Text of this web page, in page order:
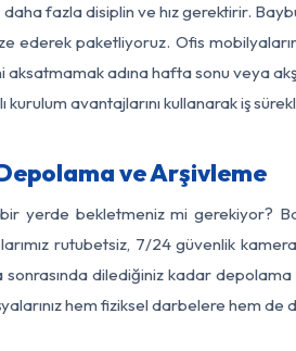
daha fazla disiplin ve hız gerektirir.
ederek paketliyoruz. Ofis
adına hafta sonu veya
avantajlarını kullanarak iş
ve Arşivleme
bir yerde bekletmeniz mi
rutubetsiz, 7/24 güvenlik
dilediğiniz kadar
hem fiziksel darbelere hem de